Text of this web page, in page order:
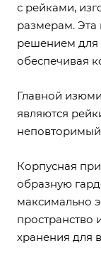
с рейками,
размерам. Эта
решением для
обеспечивая
Главной
являются
Корпусная
образную
максимально
пространство
хранения для